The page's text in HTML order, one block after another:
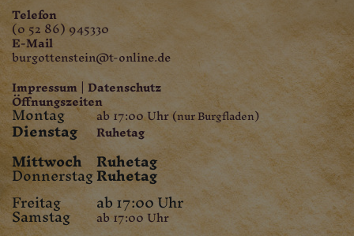
Telefon
(0 52 86) 945330
E-Mail
burgottenstein@t-online.de
Impressum|Datenschutz
Öffnungszeiten
Montag ab 17:00 Uhr(nur Burgfladen)
Dienstag Ruhetag
Mittwoch Ruhetag
DonnerstagRuhetag
Freitag
ab 17:00 Uhr
Samstag ab 17:00 Uhr